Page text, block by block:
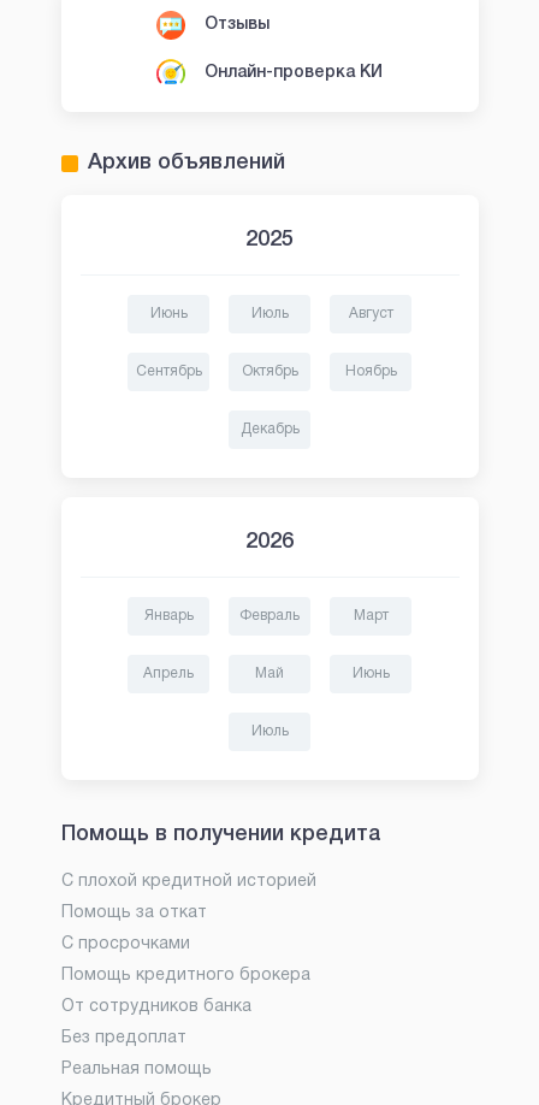
Отзывы
Онлайн-проверка КИ
Архив объявлений
2025
Июнь Июль Август
Сентябрь Октябрь Ноябрь
Декабрь
2026
Январь Февраль Март
Апрель Май Июнь
Июль
Помощь в получении кредита
С плохой кредитной историей
Помощь за откат
С просрочками
Помощь кредитного брокера
От сотрудников банка
Без предоплат
Реальная помощь
Кредитный брокер